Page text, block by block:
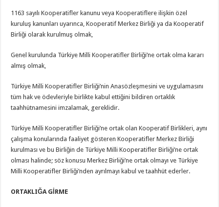
1163 sayılı Kooperatifler kanunu veya Kooperatiflere ilişkin özel
kuruluş kanunları uyarınca, Kooperatif Merkez Birliği ya da Kooperatif
Birliği olarak kurulmuş olmak,
Genel kurulunda Türkiye Milli Kooperatifler Birliği’ne ortak olma kararı
almış olmak,
Türkiye Milli Kooperatifler Birliği’nin Anasözleşmesini ve uygulamasını
tüm hak ve ödevleriyle birlikte kabul ettiğini bildiren ortaklık
taahhütnamesini imzalamak, gereklidir.
Türkiye Milli Kooperatifler Birliği’ne ortak olan Kooperatif Birlikleri, aynı
çalışma konularında faaliyet gösteren Kooperatifler Merkez Birliği
kurulması ve bu Birliğin de Türkiye Milli Kooperatifler Birliği’ne ortak
olması halinde; söz konusu Merkez Birliği’ne ortak olmayı ve Türkiye
Milli Kooperatifler Birliği’nden ayrılmayı kabul ve taahhüt ederler.
ORTAKLIĞA GİRME